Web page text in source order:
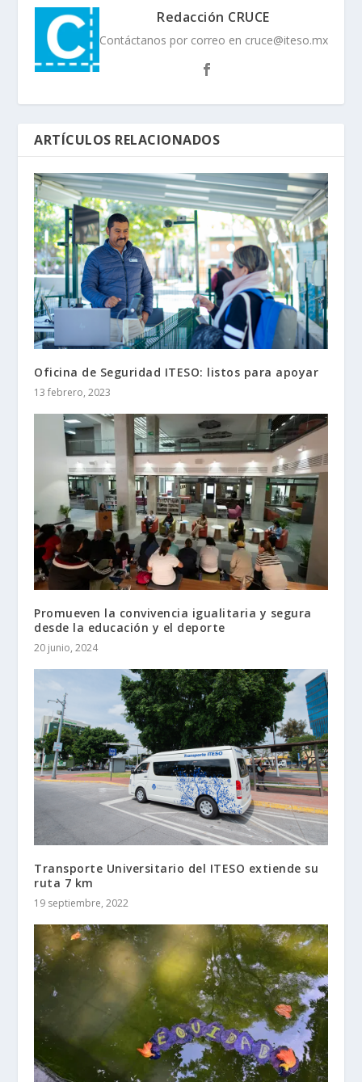
Redacción CRUCE
Contáctanos por correo en cruce@iteso.mx
ARTÍCULOS RELACIONADOS
Oficina de Seguridad ITESO: listos para apoyar
13 febrero, 2023
Promueven la convivencia igualitaria y segura
desde la educación y el deporte
20 junio, 2024
Transporte Universitario del ITESO extiende su
ruta 7 km
19 septiembre, 2022